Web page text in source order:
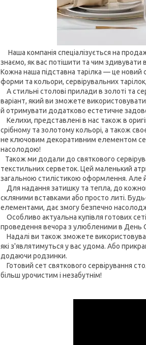
Наша компанія спеціалізується на
знаємо, як вас потішити та чим здивувати
Кожна наша підставна тарілка — це новий
форми та кольори, сервірувальних
А стильні столові прилади в золоті та
варіант, який ви зможете
й отримувати додатково естетичне
Келихи, представлені в нас також в
срібному та золотому кольорі, а також
не ключовим декоративним елементом
насолодою!
Також ми додали до святкового
текстильних серветок. Цей маленький
загальною стилістикою оформлення. Але
Для надання затишку та тепла, до кожного
скляними вставками або просто литі.
елементами, дає змогу безпечно
Особливо актуальна купівля готових
проведення вечора з улюбленими в День
Надалі ви також зможете
які з'являтимуться у вас удома. Або
додаючи родзинки.
Готовий сет святкового сервірування
більш урочистим і незабутнім!